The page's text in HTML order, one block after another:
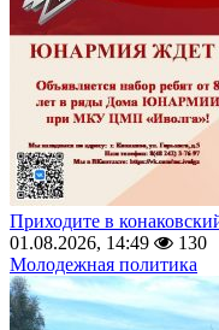
Приходите в
01.08.2026, 14:49
130
Молодежная политика